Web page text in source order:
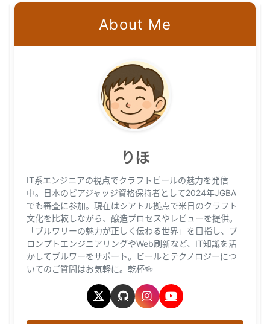
About Me
りほ
IT系エンジニアの視点でクラフトビールの魅力を発信
中。日本のビアジャッジ資格保持者として2024年JGBA
でも審査に参加。現在はシアトル拠点で米日のクラフト
文化を比較しながら、醸造プロセスやレビューを提供。
「ブルワリーの魅力が正しく伝わる世界」を目指し、プ
ロンプトエンジニアリングやWeb刷新など、IT知識を活
かしてブルワーをサポート。ビールとテクノロジーにつ
いてのご質問はお気軽に。乾杯🍻